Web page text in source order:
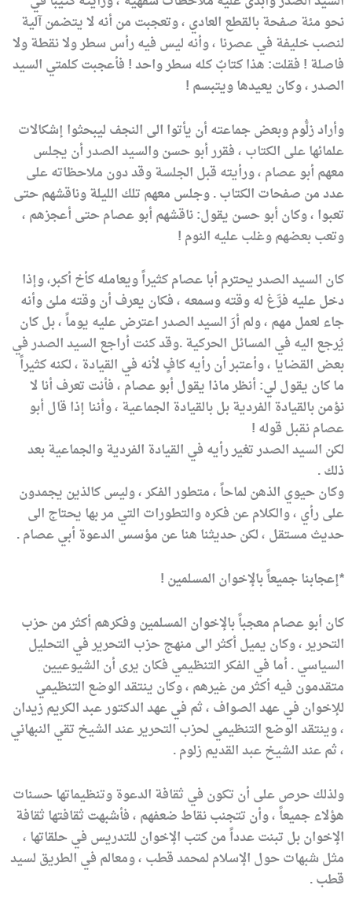
نحو مئة صفحة بالقطع العادي ، وتعجبت من أنه لا يتضمن آلية
لنصب خليفة في عصرنا ، وأنه ليس فيه رأس سطر ولا نقطة ولا
فاصلة ! فقلت: هذا كتابٌ كله سطر واحد ! فأعجبت كلمتي السيد
الصدر ، وكان يعيدها ويتبسم !
وأراد زلُّوم وبعض جماعته أن يأتوا الى النجف ليبحثوا إشكالات
علمائها على الكتاب ، فقرر أبو حسن والسيد الصدر أن يجلس
معهم أبو عصام ، ورأيته قبل الجلسة وقد دون ملاحظاته على
عدد من صفحات الكتاب . وجلس معهم تلك الليلة وناقشهم حتى
تعبوا ، وكان أبو حسن يقول: ناقشهم أبو عصام حتى أعجزهم ،
وتعب بعضهم وغلب عليه النوم !
كان السيد الصدر يحترم أبا عصام كثيراً ويعامله كأخ أكبر، وإذا
دخل عليه فرَّغ له وقته وسمعه ، فكان يعرف أن وقته ملئ وأنه
جاء لعمل مهم ، ولم أرَ السيد الصدر اعترض عليه يوماً ، بل كان
يُرجع اليه في المسائل الحركية .وقد كنت أراجع السيد الصدر في
بعض القضايا ، وأعتبر أن رأيه كافٍ لأنه في القيادة ، لكنه كثيراً
ما كان يقول لي: أنظر ماذا يقول أبو عصام ، فأنت تعرف أنا لا
نؤمن بالقيادة الفردية بل بالقيادة الجماعية ، وأننا إذا قال أبو
عصام نقبل قوله !
لكن السيد الصدر تغير رأيه في القيادة الفردية والجماعية بعد
ذلك .
وكان حيوي الذهن لماحاً ، متطور الفكر ، وليس كالذين يجمدون
على رأي ، والكلام عن فكره والتطورات التي مر بها يحتاج الى
حديث مستقل ، لكن حديثنا هنا عن مؤسس الدعوة أبي عصام .
*إعجابنا جميعاً بالإخوان المسلمين !
كان أبو عصام معجباً بالإخوان المسلمين وفكرهم أكثر من حزب
التحرير ، وكان يميل أكثر الى منهج حزب التحرير في التحليل
السياسي . أما في الفكر التنظيمي فكان يرى أن الشيوعيين
متقدمون فيه أكثر من غيرهم ، وكان ينتقد الوضع التنظيمي
للإخوان في عهد الصواف ، ثم في عهد الدكتور عبد الكريم زيدان
، وينتقد الوضع التنظيمي لحزب التحرير عند الشيخ تقي النبهاني
، ثم عند الشيخ عبد القديم زلوم .
ولذلك حرص على أن تكون في ثقافة الدعوة وتنظيماتها حسنات
هؤلاء جميعاً ، وأن تتجنب نقاط ضعفهم ، فأشبهت ثقافتها ثقافة
الإخوان بل تبنت عدداً من كتب الإخوان للتدريس في حلقاتها ،
مثل شبهات حول الإسلام لمحمد قطب ، ومعالم في الطريق لسيد
قطب .